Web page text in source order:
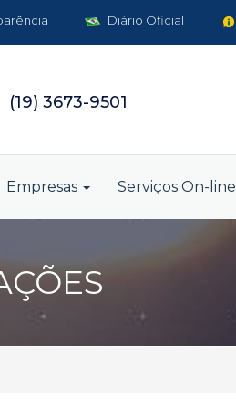
Diário Oficial
(19) 3673-9501
Empresas Serviços On-line